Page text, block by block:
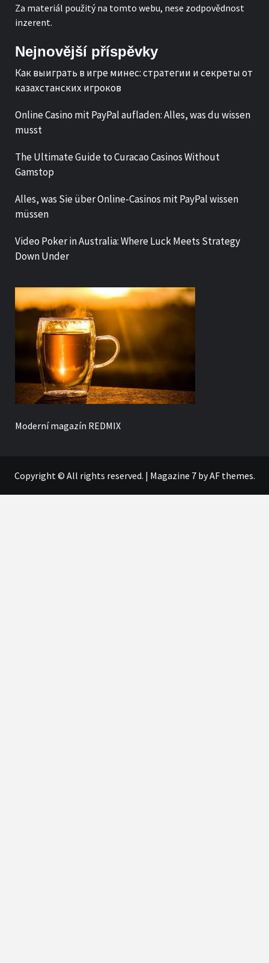
Za materiál použitý na tomto webu, nese zodpovědnost
inzerent.
Nejnovější příspěvky
Как выиграть в игре минес: стратегии и секреты от
казахстанских игроков
Online Casino mit PayPal aufladen: Alles, was du wissen
musst
The Ultimate Guide to Curacao Casinos Without
Gamstop
Alles, was Sie über Online-Casinos mit PayPal wissen
müssen
Video Poker in Australia: Where Luck Meets Strategy
Down Under
Moderní magazín REDMIX
Copyright © All rights reserved. | Magazine 7by AF themes.